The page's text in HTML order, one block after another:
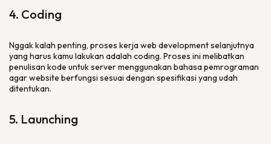
4. Coding
Nggak kalah penting, proses kerjaweb developmentselanjutnya
yang harus kamu lakukan adalah coding. Proses ini melibatkan
penulisan kode untuk server menggunakan bahasa pemrograman
agarwebsite berfungsi sesuai dengan spesifikasi yang udah
ditentukan.
5. Launching